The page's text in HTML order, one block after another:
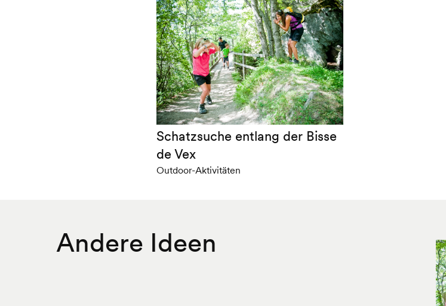
Schatzsuche entlang der Bisse
de Vex
Outdoor-Aktivitäten
Andere Ideen